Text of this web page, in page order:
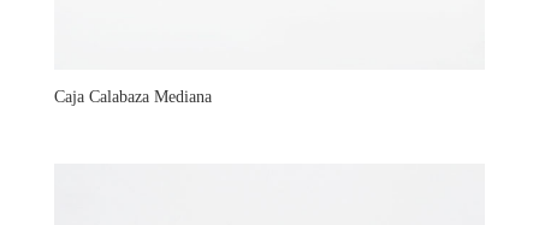
Caja Calabaza Mediana